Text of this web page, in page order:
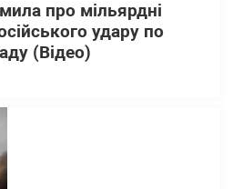
про мільярдні
удару по
(Відео)